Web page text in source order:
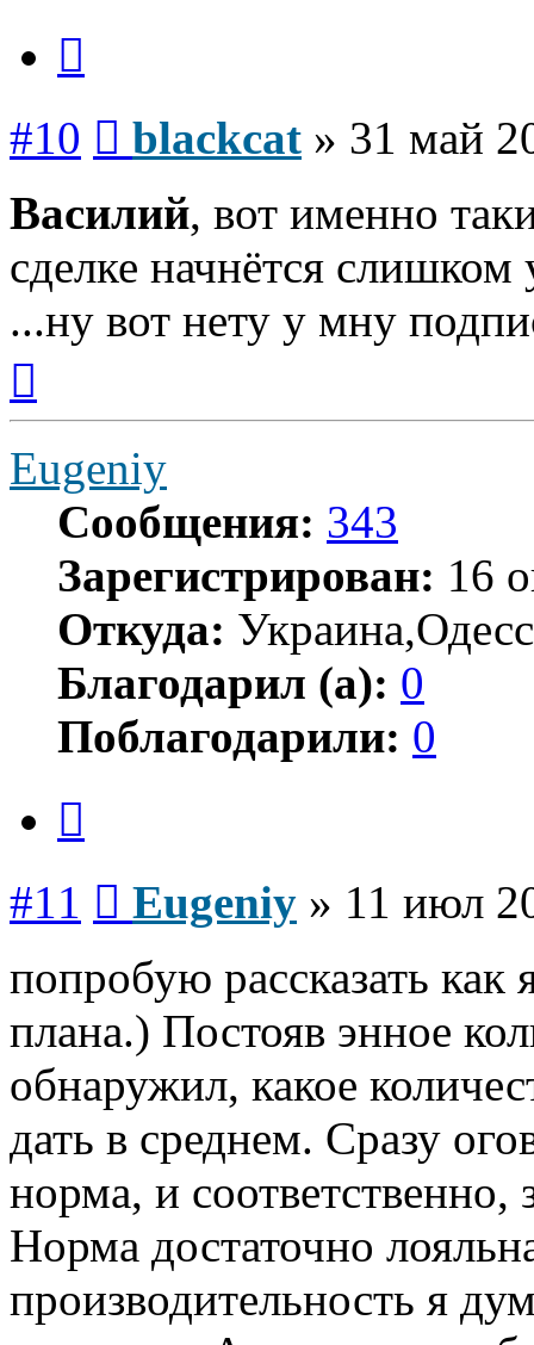
#10 blackcat » 31 май
Василий, вот именно
сделке начнётся
...ну вот нету у мну
началу
Eugeniy
Сообщения: 343
Зарегистрирован: 16
Откуда:
Благодарил (а): 0
Поблагодарили: 0
#11 Eugeniy » 11 июл
попробую рассказать
плана.) Постояв энное
обнаружил, какое
дать в среднем. Сразу
норма, и
Норма достаточно
производительность я